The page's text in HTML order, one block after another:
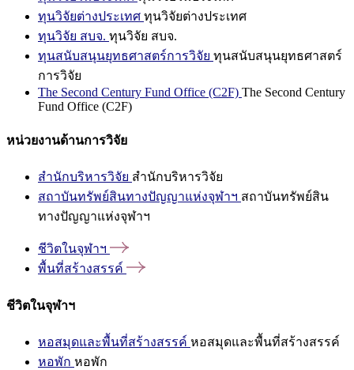
ทุนวิจัยต่างประเทศ ทุนวิจัยต่างประเทศ
ทุนวิจัย สบจ. ทุนวิจัย สบจ.
ทุนสนับสนุนยุทธศาสตร์การวิจัย ทุนสนับสนุนยุทธศาสตร์
การวิจัย
The Second Century Fund Office (C2F) The Second Century
Fund Office (C2F)
หน่วยงานด้านการวิจัย
สำนักบริหารวิจัย สำนักบริหารวิจัย
สถาบันทรัพย์สินทางปัญญาแห่งจุฬาฯ สถาบันทรัพย์สิน
ทางปัญญาแห่งจุฬาฯ
ชีวิตในจุฬาฯ
พื้นที่สร้างสรรค์
ชีวิตในจุฬาฯ
หอสมุดและพื้นที่สร้างสรรค์ หอสมุดและพื้นที่สร้างสรรค์
หอพัก หอพัก